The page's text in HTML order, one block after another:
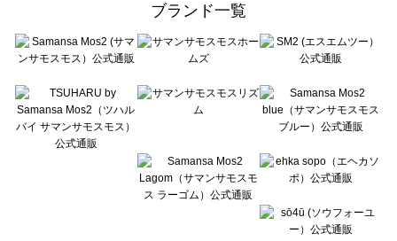
Te chichi（テチチ）の一覧
Te chichi CLASSIC（テチチ クラシック）の一覧
Lugnoncure（ルノンキュール）の一覧
BETTY'S BLUE（べティーズブルー）の一覧
Wpc.（ワールドパーティー）の一覧
ブランド一覧